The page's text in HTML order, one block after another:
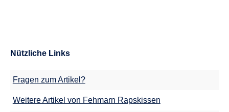
Nützliche Links
Fragen zum Artikel?
Weitere Artikel von Fehmarn Rapskissen